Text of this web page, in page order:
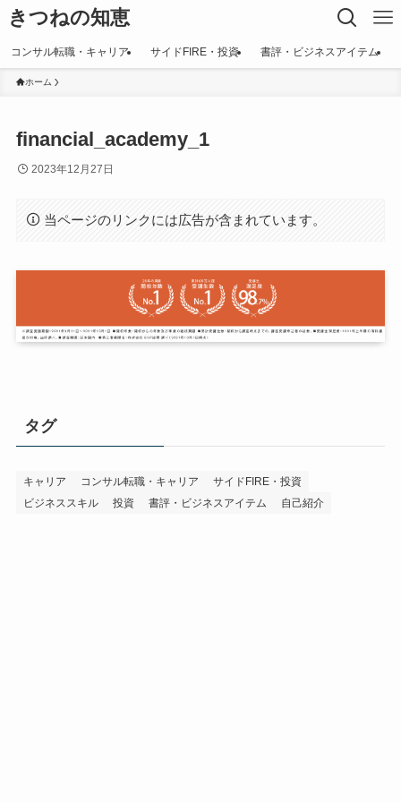
きつねの知恵
コンサル転職・キャリア サイドFIRE・投資 書評・ビジネスアイテム
ホーム
financial_academy_1
2023年12月27日
当ページのリンクには広告が含まれています。
タグ
キャリア コンサル転職・キャリア
サイドFIRE・投資
ビジネススキル
投資 書評・ビジネスアイテム 自己紹介